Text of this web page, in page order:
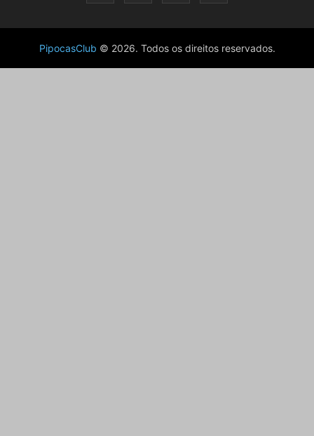
PipocasClub © 2026. Todos os direitos reservados.